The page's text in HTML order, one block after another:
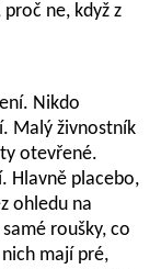
ne, když z
Nikdo
Malý živnostník
otevřené.
Hlavně placebo,
ohledu na
roušky, co
mají pré,